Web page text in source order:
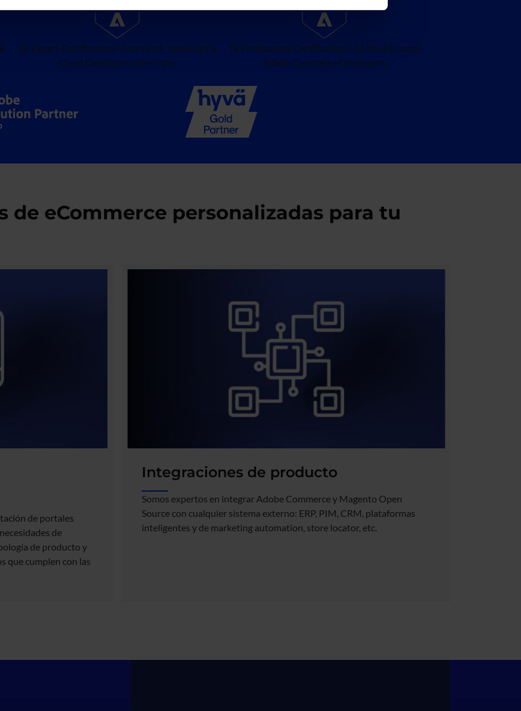
22 Expert Certifications: Front End, JavaScript &
Cloud Developer, entre otras
19 Professional Certifications, 14 de ellas como
Adobe Commerce Developers
de eCommerce personalizadas para tu
de portales
de
de producto y
que cumplen con las
Integraciones de producto
Somos expertos en integrar Adobe Commerce y Magento Open
Source con cualquier sistema externo: ERP, PIM, CRM, plataformas
inteligentes y de marketing automation, store locator, etc.​